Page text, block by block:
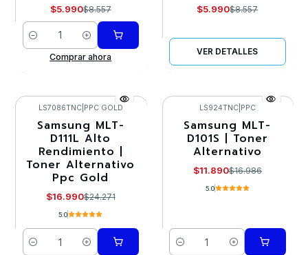
$5.990$8.557
Cantidad
Comprar ahora
$5.990$8.557
VER DETALLES
-30%
LS7086TNC| PPC GOLD
Samsung MLT-
D111L Alto
Rendimiento |
Toner Alternativo
Ppc Gold
$16.990$24.271
5.0
Cantidad
-30%
LS924TNC| PPC
Samsung MLT-
D101S | Toner
Alternativo
$11.890$16.986
5.0
Cantidad